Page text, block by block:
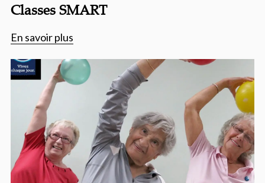
Classes SMART
En savoir plus